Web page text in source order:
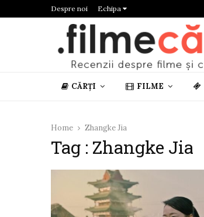
Despre noi Echipa
CĂRȚI FILME
Home Zhangke Jia
Tag : Zhangke Jia